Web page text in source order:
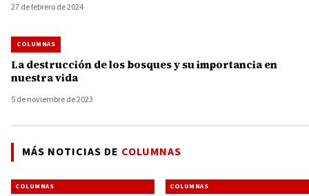
27 de febrero de 2024
COLUMNAS
La destrucción de los bosques y su importancia en
nuestra vida
5 de noviembre de 2023
MÁS NOTICIAS DE COLUMNAS
COLUMNAS COLUMNAS